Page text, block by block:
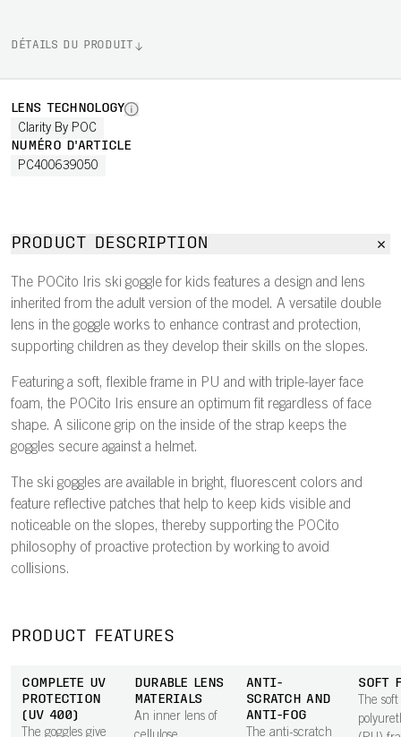
DÉTAILS DU PRODUIT
LENS TECHNOLOGY
Clarity By POC
NUMÉRO D'ARTICLE
PC400639050
PRODUCT DESCRIPTION
The POCito Iris ski goggle for kids features a design and lens
inherited from the adult version of the model. A versatile double
lens in the goggle works to enhance contrast and protection,
supporting children as they develop their skills on the slopes.
Featuring a soft, flexible frame in PU and with triple-layer face
foam, the POCito Iris ensure an optimum fit regardless of face
shape. A silicone grip on the inside of the strap keeps the
goggles secure against a helmet.
The ski goggles are available in bright, fluorescent colors and
feature reflective patches that help to keep kids visible and
noticeable on the slopes, thereby supporting the POCito
philosophy of proactive protection by working to avoid
collisions.
PRODUCT FEATURES
COMPLETE UV
PROTECTION
(UV 400)
The goggles give
DURABLE LENS
MATERIALS
An inner lens of
ANTI-
SCRATCH AND
ANTI-FOG
The anti-scratch
SOFT
The